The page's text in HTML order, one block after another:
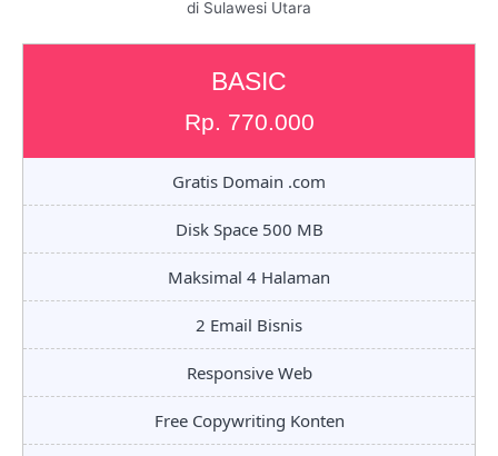
di Sulawesi Utara
BASIC
Rp. 770.000
Gratis Domain .com
Disk Space 500 MB
Maksimal 4 Halaman
2 Email Bisnis
Responsive Web
Free Copywriting Konten